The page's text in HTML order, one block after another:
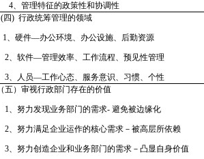
4、管理特征的政策性和协调性
(四) 行政统筹管理的领域
1、硬件—办公环境、办公设施、后勤资源
2、软件—管理效率、工作流程、预见性管理
3、人员—工作心态、服务意识、习惯、个性
（五）审视行政部门存在的价值
1、努力发现业务部门的需求- 避免被边缘化
2、努力满足企业运作的核心需求－被高层所依赖
3、努力创造企业和业务部门的需求－凸显自身价值